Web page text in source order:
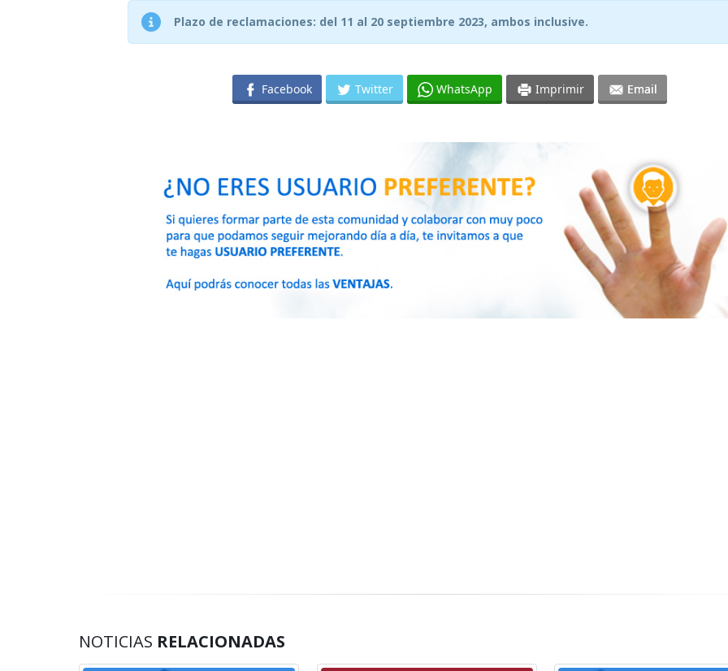
Plazo de reclamaciones: del 11 al 20 septiembre 2023, ambos inclusive.
Facebook Twitter WhatsApp Imprimir Email
NOTICIAS RELACIONADAS